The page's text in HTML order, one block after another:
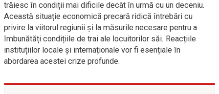
trăiesc în condiții mai dificile decât în urmă cu un deceniu.
Această situație economică precară ridică întrebări cu
privire la viitorul regiunii și la măsurile necesare pentru a
îmbunătăți condițiile de trai ale locuitorilor săi. Reacțiile
instituțiilor locale și internaționale vor fi esențiale în
abordarea acestei crize profunde.